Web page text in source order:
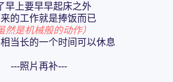
早上要早早起床之外
的工作就是捧饭而已
然是机械般的动作）
当长的一个时间可以休息
---照片再补---